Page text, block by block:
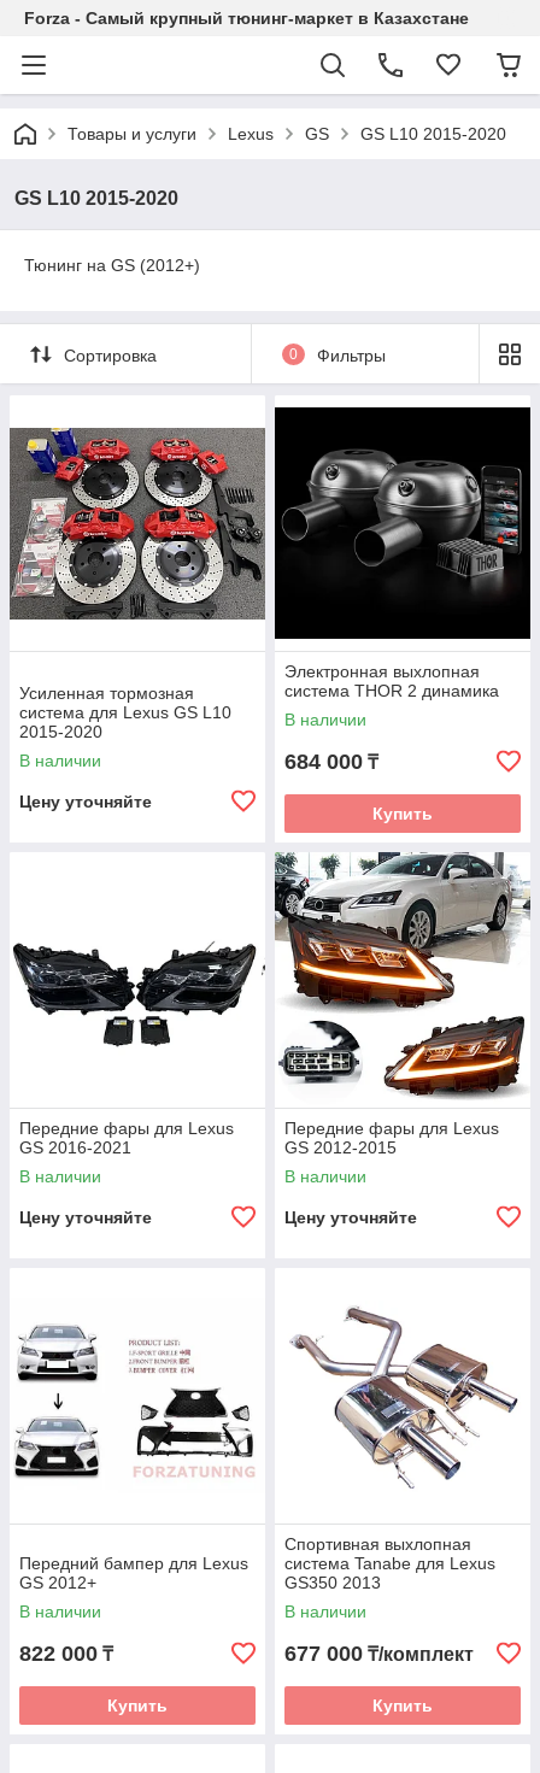
Forza - Самый крупный тюнинг-маркет в Казахстане
Товары и услуги Lexus GS GS L10 2015-2020
GS L10 2015-2020
Тюнинг на GS (2012+)
Сортировка 0 Фильтры
Усиленная тормозная
система для Lexus GS L10
2015-2020
В наличии
Цену уточняйте
Электронная выхлопная
система THOR 2 динамика
В наличии
684 000 ₸
Купить
Передние фары для Lexus
GS 2016-2021
В наличии
Цену уточняйте
Передние фары для Lexus
GS 2012-2015
В наличии
Цену уточняйте
Передний бампер для Lexus
GS 2012+
В наличии
822 000 ₸
Купить
Спортивная выхлопная
система Tanabe для Lexus
GS350 2013
В наличии
677 000 ₸/комплект
Купить